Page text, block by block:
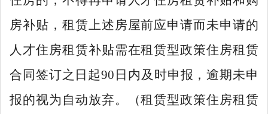
房补贴，租赁上述房屋前应申请而未申请的
人才住房租赁补贴需在租赁型政策住房租赁
合同签订之日起90 日内及时申报，逾期未申
报的视为自动放弃。（租赁型政策住房租赁